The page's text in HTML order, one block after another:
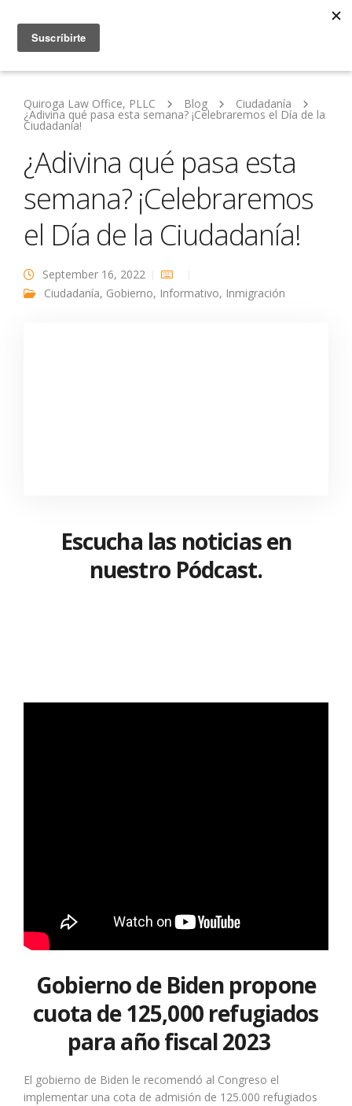
Quiroga Law Office, PLLC Blog Ciudadanía
¿Adivina qué pasa esta semana? ¡Celebraremos el Día de la
Ciudadanía!
¿Adivina qué pasa esta
semana? ¡Celebraremos
el Día de la Ciudadanía!
September 16, 2022
Ciudadanía, Gobierno, Informativo, Inmigración
Escucha las noticias en
nuestro Pódcast.
Gobierno de Biden propone
cuota de 125,000 refugiados
para año fiscal 2023
El gobierno de Biden le recomendó al Congreso el
implementar una cota de admisión de 125.000 refugiados